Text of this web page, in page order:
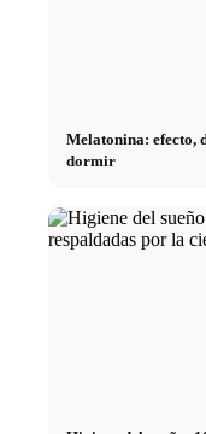
Melatonina: efecto,
dormir